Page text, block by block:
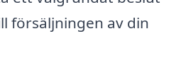
försäljningen av din